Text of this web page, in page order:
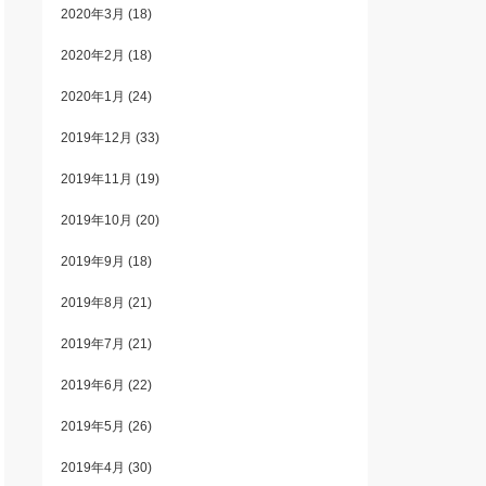
2020年3月 (18)
2020年2月 (18)
2020年1月 (24)
2019年12月 (33)
2019年11月 (19)
2019年10月 (20)
2019年9月 (18)
2019年8月 (21)
2019年7月 (21)
2019年6月 (22)
2019年5月 (26)
2019年4月 (30)